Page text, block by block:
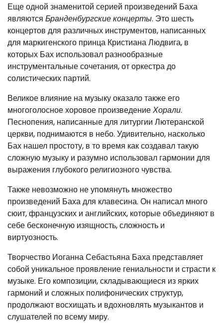
Еще одной знаменитой серией произведений Баха
являются Бранденбургские концерты. Это шесть
концертов для различных инструментов, написанных
для маркигенского принца Кристиана Людвига, в
которых Бах использовал разнообразные
инструментальные сочетания, от оркестра до
солистических партий.
Великое влияние на музыку оказало также его
многоголосное хоровое произведениеХорали.
Песнопения, написанные для литургии Лютеранской
церкви, поднимаются в небо. Удивительно, насколько
Бах нашел простоту, в то время как создавал такую
сложную музыку и разумно использовал гармонии для
выражения глубокого религиозного чувства.
Также невозможно не упомянуть множество
произведений Баха для клавесина. Он написал много
сюит, французских и английских, которые объединяют в
себе бесконечную изящность, сложность и
виртуозность.
Творчество Иоганна Себастьяна Баха представляет
собой уникальное проявление гениальности и страсти к
музыке. Его композиции, складывающиеся из ярких
гармоний и сложных полифонических структур,
продолжают восхищать и вдохновлять музыкантов и
слушателей по всему миру.